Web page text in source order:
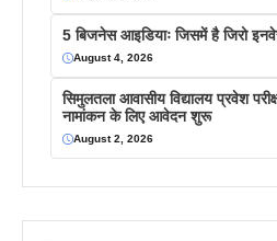
5 बिजनेस आइडियाः जिसमें है जिरो
August 4, 2026
सिमुलतला आवासीय विद्यालय प्रवेश
नामांकन के लिए आवेदन शुरू
August 2, 2026